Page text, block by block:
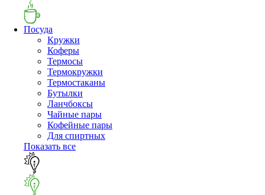
Посуда
Кружки
Коферы
Термосы
Термокружки
Термостаканы
Бутылки
Ланчбоксы
Чайные пары
Кофейные пары
Для спиртных
Показать все